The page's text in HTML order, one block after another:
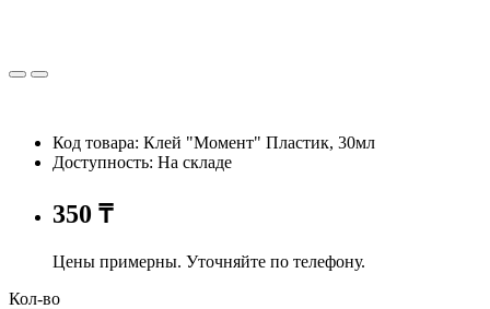
Код товара: Клей "Момент" Пластик, 30мл
Доступность: На складе
350 ₸
Цены примерны. Уточняйте по телефону.
Кол-во